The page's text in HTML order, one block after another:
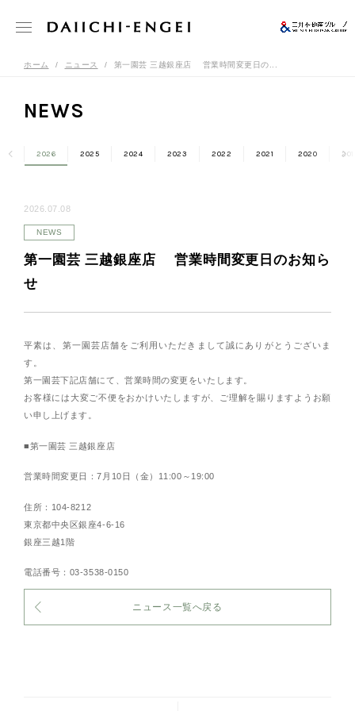
ホーム ニュース 第一園芸 三越銀座店 営業時間変更日の...
NEWS
2026 2025 2024 2023 2022 2021 2020
2026.07.08
NEWS
第一園芸 三越銀座店 営業時間変更日のお知ら
せ
平素は、第一園芸店舗をご利用いただきまして誠にありがとうございま
す。
第一園芸下記店舗にて、営業時間の変更をいたします。
お客様には大変ご不便をおかけいたしますが、ご理解を賜りますようお願
い申し上げます。
■第一園芸 三越銀座店
営業時間変更日：7月10日（金）11:00～19:00
住所：104-8212
東京都中央区銀座4-6-16
銀座三越1階
電話番号：03-3538-0150
ニュース一覧へ戻る